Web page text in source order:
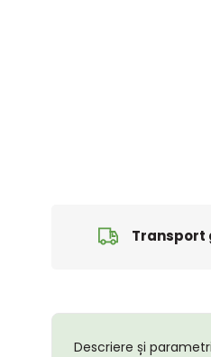
Transport
Descriere și parametri